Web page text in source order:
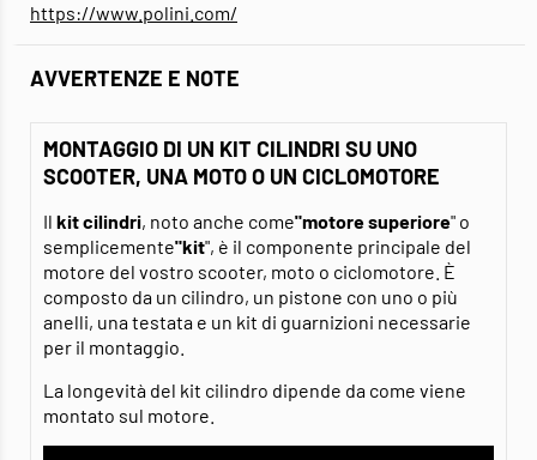
https://www.polini.com/
AVVERTENZE E NOTE
MONTAGGIO DI UN KIT CILINDRI SU UNO
SCOOTER, UNA MOTO O UN CICLOMOTORE
Il kit cilindri, noto anche come"motore superiore" o
semplicemente"kit", è il componente principale del
motore del vostro scooter, moto o ciclomotore. È
composto da un cilindro, un pistone con uno o più
anelli, una testata e un kit di guarnizioni necessarie
per il montaggio.
La longevità del kit cilindro dipende da come viene
montato sul motore.